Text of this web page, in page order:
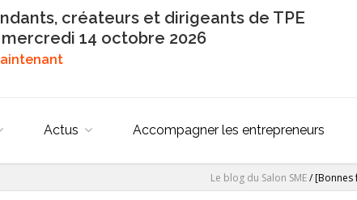
créateurs et dirigeants de TPE
14 octobre 2026
Actus Accompagner les entrepreneurs
Le blog du Salon SME/[Bonnes